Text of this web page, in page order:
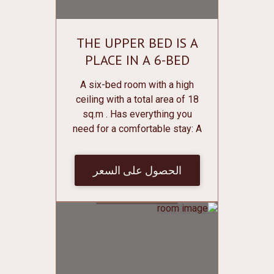
THE UPPER BED IS A
PLACE IN A 6-BED
DORMITORY ROOM
A six-bed room with a high
ceiling with a total area of 18
sq.m . Has everything you
need for a comfortable stay: A
curtains, sockets, individual
lighting and shelves for
various small things; Individual
lockers for clothes and shoes
with lockers; Bathroom on the
الحصول على السعر